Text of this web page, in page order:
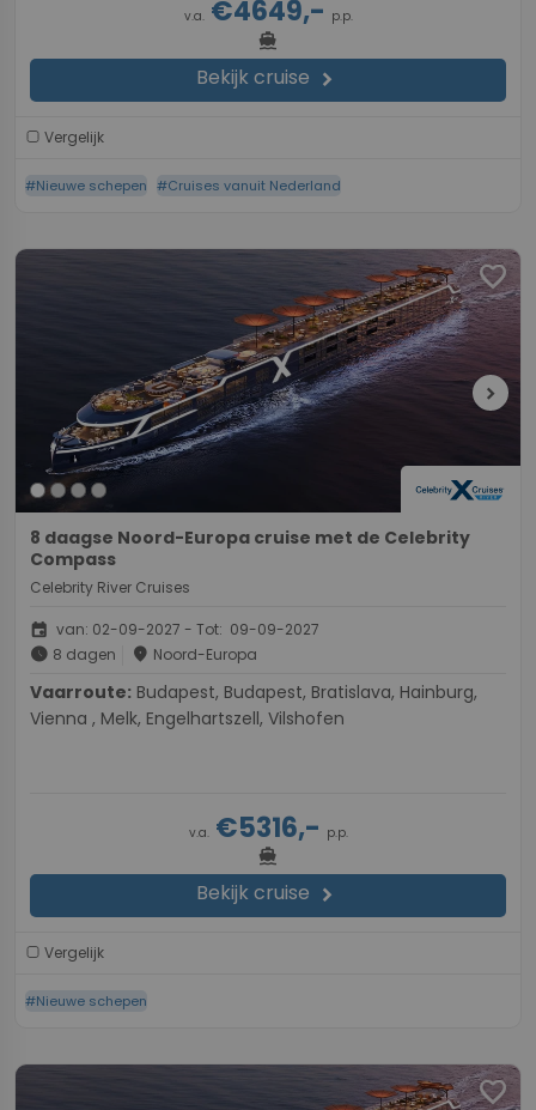
v.a.€4649,- p.p.
directions_boat
Bekijk cruise chevron_right
Vergelijk
#Nieuwe schepen #Cruises vanuit Nederland
favorite
chevron_right
8 daagse Noord-Europa cruise met de Celebrity
Compass
Celebrity River Cruises
event van: 02-09-2027 - Tot: 09-09-2027
schedule 8 dagen place Noord-Europa
Vaarroute:
Vienna , Melk, Engelhartszell, Vilshofen
v.a.€5316,- p.p.
directions_boat
Bekijk cruise chevron_right
Vergelijk
#Nieuwe schepen
favorite